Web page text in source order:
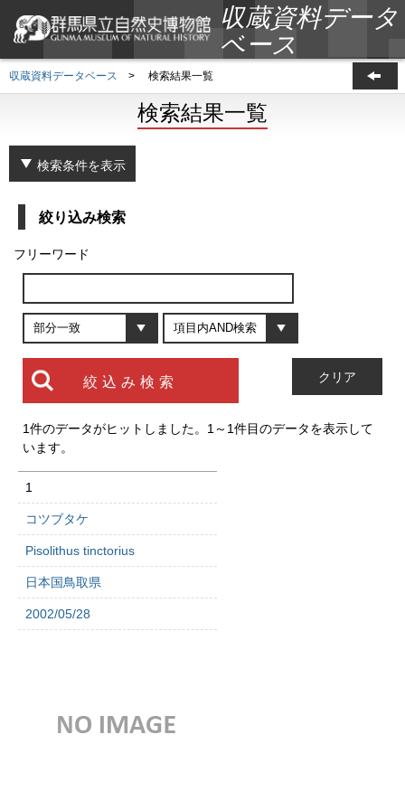
収蔵資料データ
ベース
収蔵資料データベース > 検索結果一覧
検索結果一覧
検索条件を表示
絞り込み検索
フリーワード
1件のデータがヒットしました。1～1件目のデータを表示して
います。
1
コツブタケ
Pisolithus tinctorius
日本国鳥取県
2002/05/28